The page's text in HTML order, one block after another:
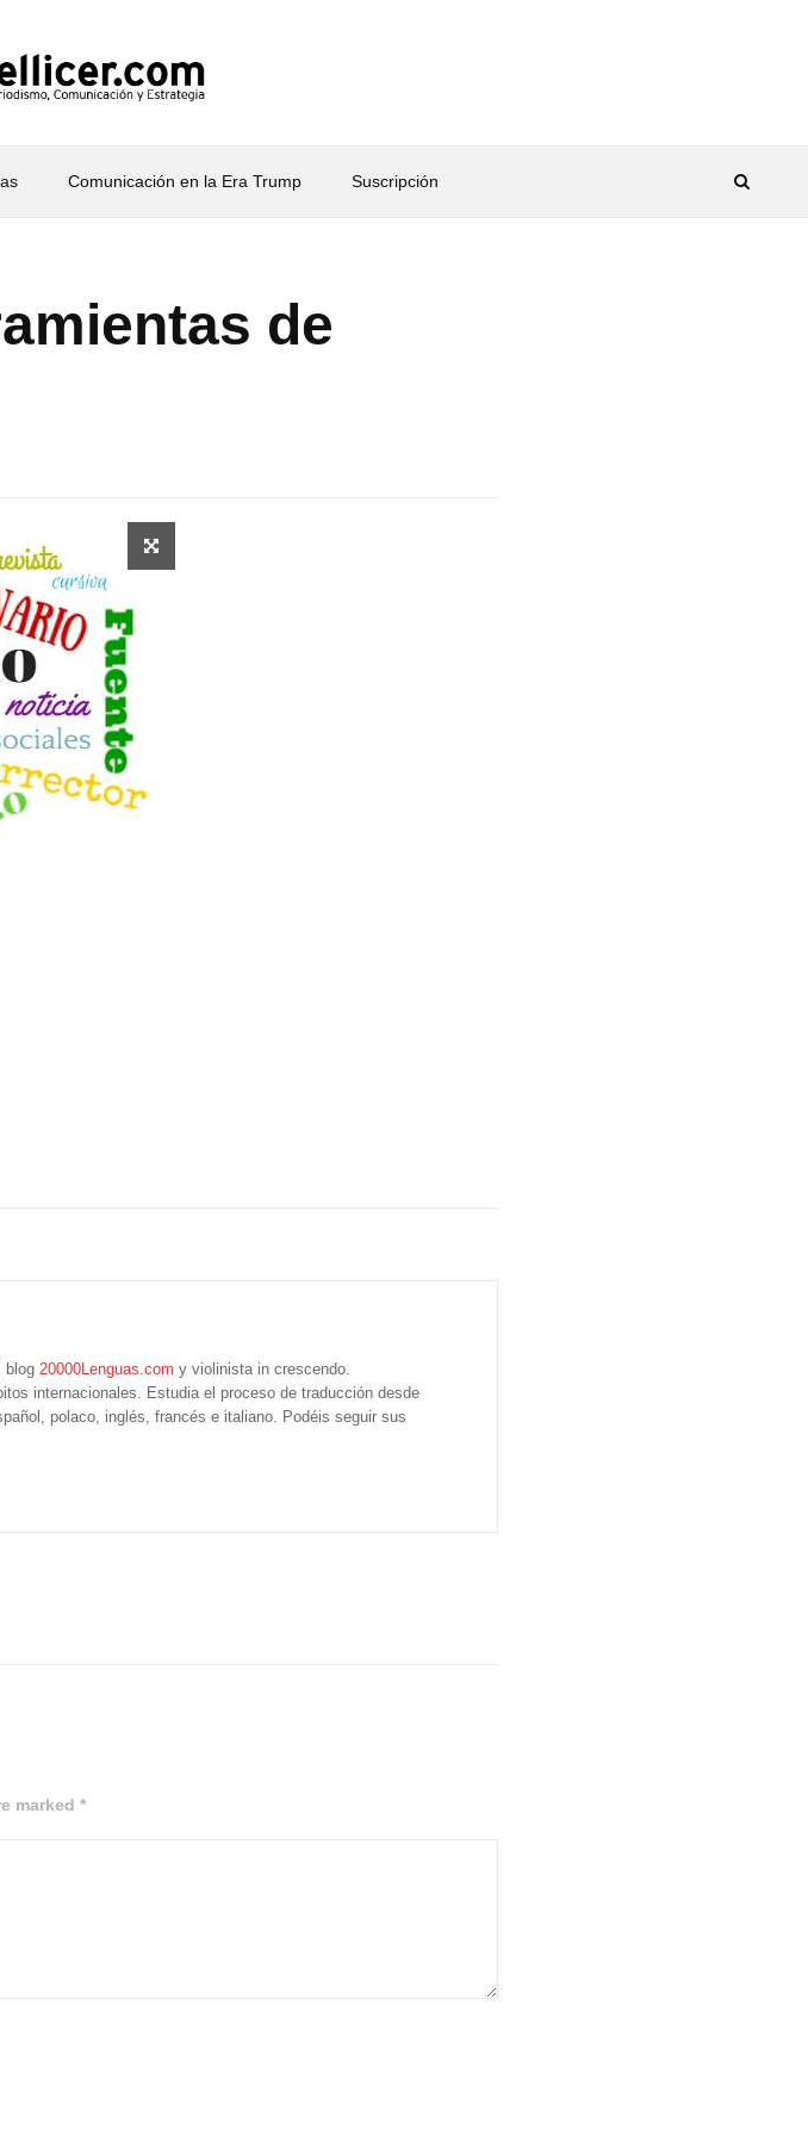
Comunicación en la Era Trump Suscripción
de
blog20000Lenguas.com y violinista in crescendo.
internacionales. Estudia el proceso de traducción desde
polaco, inglés, francés e italiano. Podéis seguir sus
marked *